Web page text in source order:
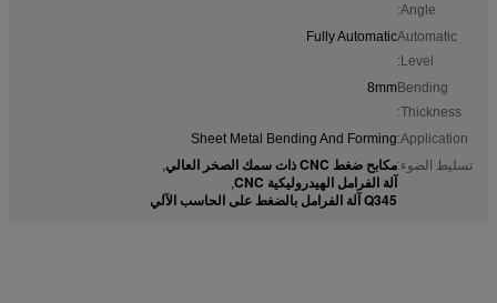
Angle:
Automatic
Level:
Fully Automatic
Bending
Thickness:
8mm
Application:
Sheet Metal Bending And Forming
تسليط الضوء:مكابح ضغط CNC ذات سمك الصخر العالي ,
آلة الفرامل الهيدروليكية CNC ,
Q345 آلة الفرامل بالضغط على الحاسب الآلي